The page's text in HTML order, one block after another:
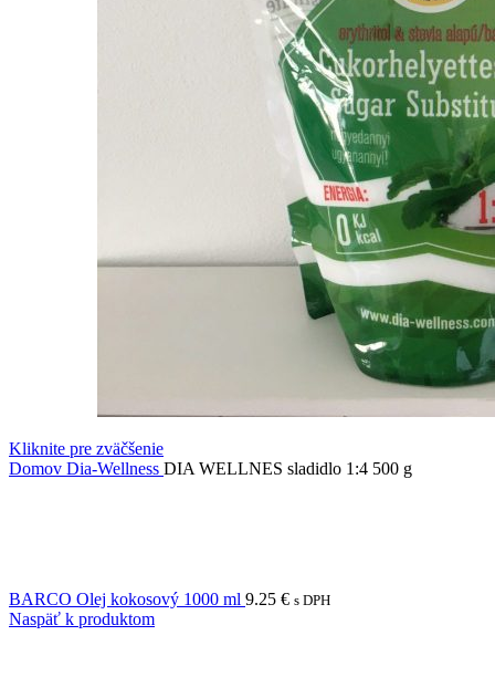
Kliknite pre zväčšenie
Domov Dia-Wellness DIA WELLNES sladidlo 1:4 500 g
BARCO Olej kokosový 1000 ml 9.25 € s DPH
Naspäť k produktom